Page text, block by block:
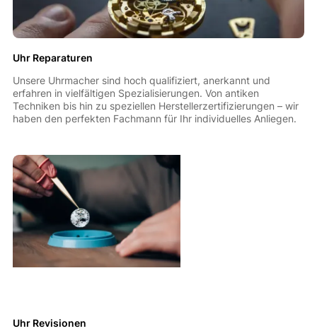
Uhr Reparaturen
Unsere Uhrmacher sind hoch qualifiziert, anerkannt und
erfahren in vielfältigen Spezialisierungen. Von antiken
Techniken bis hin zu speziellen Herstellerzertifizierungen – wir
haben den perfekten Fachmann für Ihr individuelles Anliegen.
Uhr Revisionen